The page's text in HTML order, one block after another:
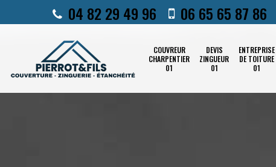
04 82 29 49 96 06 65 65 87 86
COUVREUR
CHARPENTIER
01
DEVIS
ZINGUEUR
01
ENTREPRISE
DE TOITURE
01